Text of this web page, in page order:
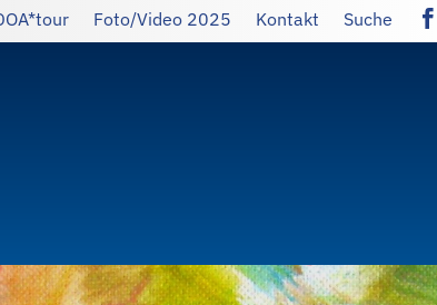
Foto/Video 2025 Kontakt Suche